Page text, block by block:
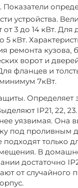
Показатели
устройства.
от 3 до 14 кВт. Для
5 кВт.
ремонта кузова,
ворот и
фланцев и
7кВт.
Определяет
IP21, 22,
уязвимая. Она
под проливным
подходят только
В
достаточно
от случайного